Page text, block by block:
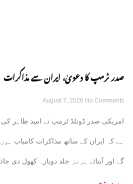
صدر ٹرمپ کا دعویٰ، ایران سے مذاکرات
کامیاب ہوں گے، آبنائے ہرمز جلد کھل
August 7, 2026 No Comments
امریکی صدر ڈونلڈ ٹرمپ نے امید ظاہر کی
ہے کہ ایران کے ساتھ مذاکرات کامیاب ہوں
گے اور آبنائے ہرمز جلد دوبارہ کھول دی